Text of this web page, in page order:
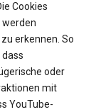
Cookies
werden
erkennen. So
oder
mit
YouTube-